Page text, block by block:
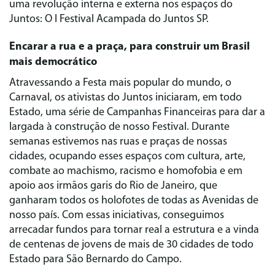
uma revolução interna e externa nos espaços do
Juntos: O I Festival Acampada do Juntos SP.
Encarar a rua e a praça, para construir um Brasil
mais democrático
Atravessando a Festa mais popular do mundo, o
Carnaval, os ativistas do Juntos iniciaram, em todo
Estado, uma série de Campanhas Financeiras para dar a
largada à construção de nosso Festival. Durante
semanas estivemos nas ruas e praças de nossas
cidades, ocupando esses espaços com cultura, arte,
combate ao machismo, racismo e homofobia e em
apoio aos irmãos garis do Rio de Janeiro, que
ganharam todos os holofotes de todas as Avenidas de
nosso país. Com essas iniciativas, conseguimos
arrecadar fundos para tornar real a estrutura e a vinda
de centenas de jovens de mais de 30 cidades de todo
Estado para São Bernardo do Campo.